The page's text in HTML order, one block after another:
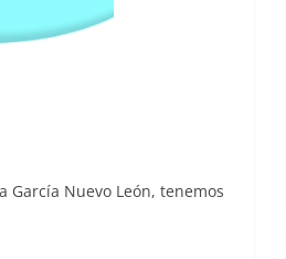
García Nuevo León, tenemos